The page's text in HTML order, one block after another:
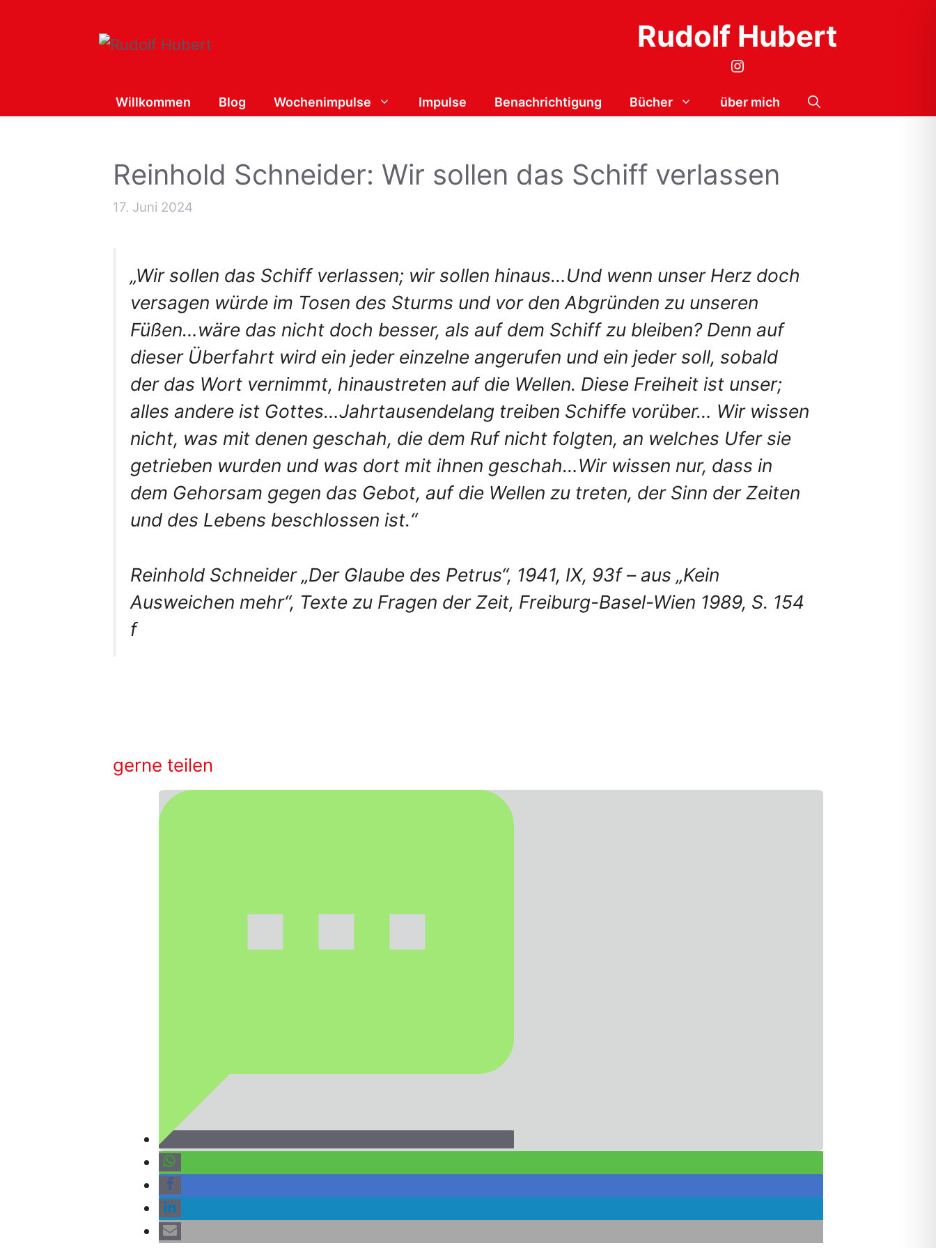
Rudolf Hubert
Instagram
Willkommen Blog Wochenimpulse Impulse Benachrichtigung Bücher über mich
Reinhold Schneider: Wir sollen das Schiff verlassen
17. Juni 2024
„Wir sollen das Schiff verlassen; wir sollen hinaus…Und wenn unser Herz doch
versagen würde im Tosen des Sturms und vor den Abgründen zu unseren
Füßen…wäre das nicht doch besser, als auf dem Schiff zu bleiben? Denn auf
dieser Überfahrt wird ein jeder einzelne angerufen und ein jeder soll, sobald
der das Wort vernimmt, hinaustreten auf die Wellen. Diese Freiheit ist unser;
alles andere ist Gottes…Jahrtausendelang treiben Schiffe vorüber… Wir wissen
nicht, was mit denen geschah, die dem Ruf nicht folgten, an welches Ufer sie
getrieben wurden und was dort mit ihnen geschah…Wir wissen nur, dass in
dem Gehorsam gegen das Gebot, auf die Wellen zu treten, der Sinn der Zeiten
und des Lebens beschlossen ist.“
Reinhold Schneider „Der Glaube des Petrus“, 1941, IX, 93f – aus „Kein
Ausweichen mehr“, Texte zu Fragen der Zeit, Freiburg-Basel-Wien 1989, S. 154
f
gerne teilen